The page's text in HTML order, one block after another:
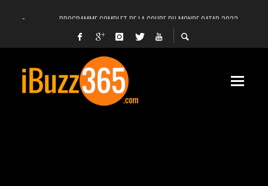
PROGRAMME COMPLET DE LA COUPE DU MONDE QATAR 2022
FACEBOOK, INSTAGRAM ET WHATSAPP HORS SERVICE! EST-CE UNE CYBER-
UNE VIDÉO 4K MONTRE LA PLANÈTE MARS EN ULTRA-HAUTE DÉFINITION
LANCEMENT DU PREMIER VOL HABITÉ DE SPACEX
DÉCÈS DE L’EX-PRÉSIDENT ZINE EL ABIDINE BEN ALI, SERA-T-IL ENTERRÉ EN